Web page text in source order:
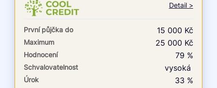
Detail >
První půjčka do 15 000 Kč
Maximum 25 000 Kč
Hodnocení 79 %
Schvalovatelnost vysoká
Úrok
33 %